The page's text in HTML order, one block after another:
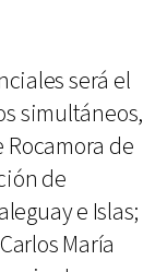
será el
simultáneos,
Rocamora de
de
e Islas;
María